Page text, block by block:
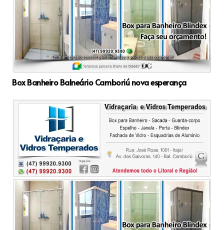
Box Banheiro Balneário Camboriú nova esperança